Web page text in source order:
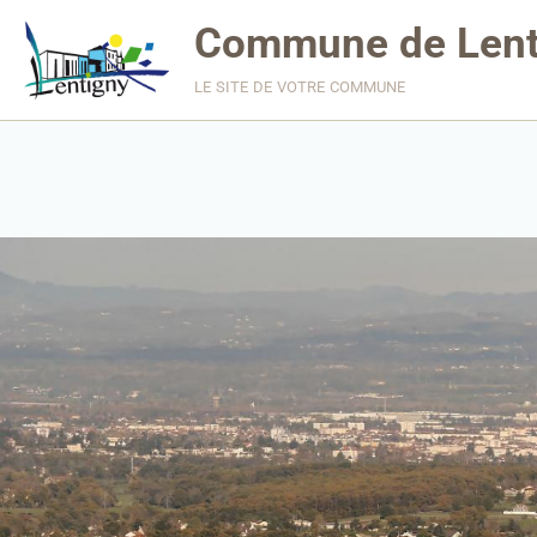
Commune de
le site de votre commune